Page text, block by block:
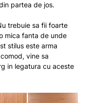
partea de jos.
trebuie sa fii foarte
mica fanta de unde
stilus este arma
vine sa
in legatura cu aceste